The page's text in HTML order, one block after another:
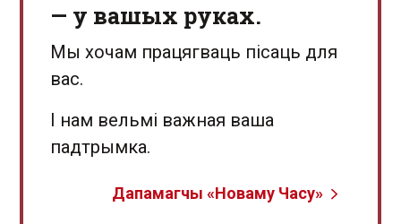
— у вашых руках.
Мы хочам працягваць пісаць для
вас.
І нам вельмі важная ваша
падтрымка.
Дапамагчы «Новаму Часу»